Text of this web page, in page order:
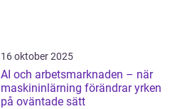
16 oktober 2025
AI och arbetsmarknaden – när
maskininlärning förändrar yrken
på oväntade sätt